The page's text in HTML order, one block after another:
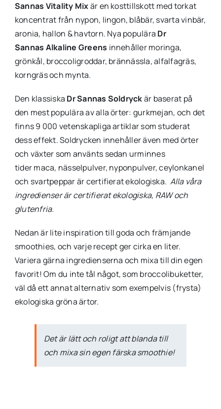
Sannas Vitality Mixär en kosttillskott med torkat
koncentrat från nypon, lingon, blåbär, svarta vinbär,
aronia, hallon & havtorn. Nya populära Dr
Sannas Alkaline Greens innehåller moringa,
grönkål, broccoligroddar, brännässla, alfalfagräs,
korngräs och mynta.
Den klassiska Dr Sannas Soldryckär baserat på
den mest populära av alla örter: gurkmejan, och det
finns 9 000 vetenskapliga artiklar som studerat
dess effekt. Soldrycken innehåller även med örter
och växter som använts sedan urminnes
tider maca, nässelpulver, nyponpulver, ceylonkanel
och svartpeppar är certifierat ekologiska. Alla våra
ingredienser är certifierat ekologiska, RAW och
glutenfria.
Nedan är lite inspiration till goda och främjande
smoothies, och varje recept ger cirka en liter.
Variera gärna ingredienserna och mixa till din egen
favorit! Om du inte tål något, som broccolibuketter,
väl då ett annat alternativ som exempelvis (frysta)
ekologiska gröna ärtor.
Det är lätt och roligt att blanda till
och mixa sin egen färska smoothie!